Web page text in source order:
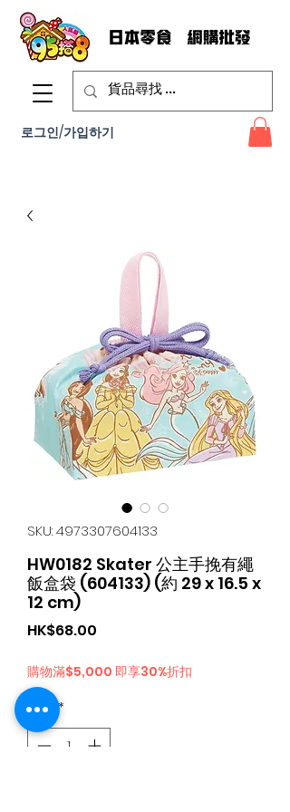
로그인/가입하기
SKU: 4973307604133
HW0182 Skater 公主手挽有繩
飯盒袋 (604133) (約 29 x 16.5 x
12 cm)
HK$68.00
購物滿$5,000 即享30%折扣
수량 *